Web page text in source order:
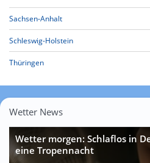
Sachsen-Anhalt
Schleswig-Holstein
Thüringen
Wetter News
Wetter morgen: Schlaflos in
eine Tropennacht